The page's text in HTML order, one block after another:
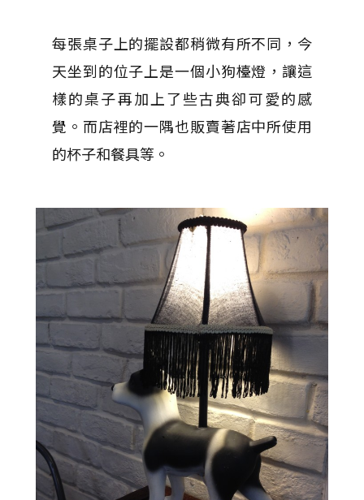
每張桌子上的擺設都稍微有所不同，今
天坐到的位子上是一個小狗檯燈，讓這
樣的桌子再加上了些古典卻可愛的感
覺。而店裡的一隅也販賣著店中所使用
的杯子和餐具等。